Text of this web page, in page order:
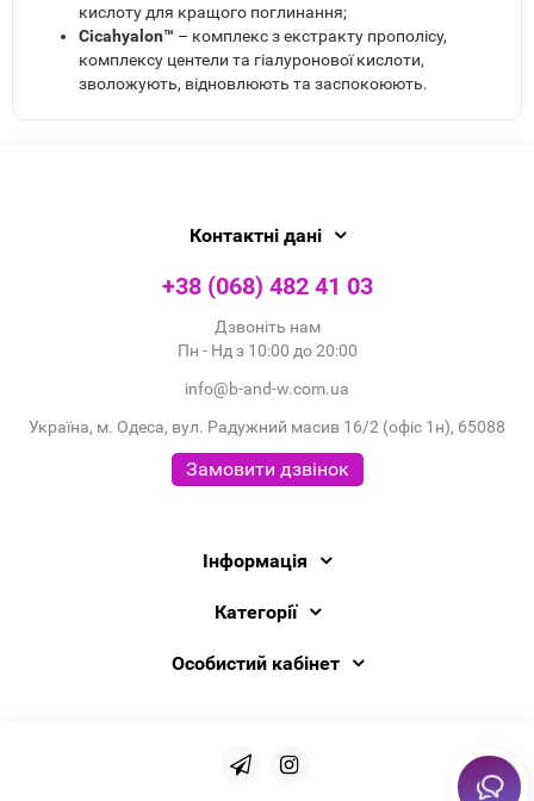
кислоту для кращого поглинання;
Cicahyalon™ – комплекс з екстракту прополісу,
комплексу центели та гіалуронової кислоти,
зволожують, відновлюють та заспокоюють.
Контактні дані
+38 (068) 482 41 03
Дзвоніть нам
Пн - Нд з 10:00 до 20:00
info@b-and-w.com.ua
Україна, м. Одеса, вул. Радужний масив 16/2 (офіс 1н), 65088
Замовити дзвінок
Інформація
Категорії
Особистий кабінет